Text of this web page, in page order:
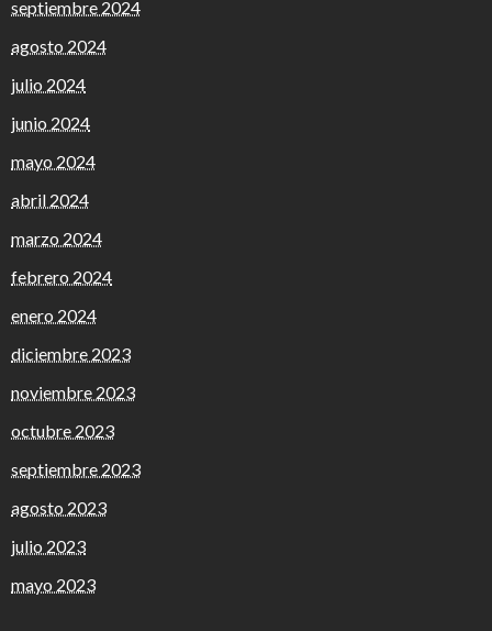
septiembre 2024
agosto 2024
julio 2024
junio 2024
mayo 2024
abril 2024
marzo 2024
febrero 2024
enero 2024
diciembre 2023
noviembre 2023
octubre 2023
septiembre 2023
agosto 2023
julio 2023
mayo 2023